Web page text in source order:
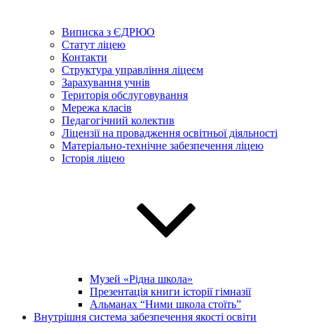
Виписка з ЄДРЮО
Статут ліцею
Контакти
Структура управління ліцеєм
Зарахування учнів
Територія обслуговування
Мережа класів
Педагогічний колектив
Ліцензії на провадження освітньої діяльності
Матеріально-технічне забезпечення ліцею
Історія ліцею
Музей «Рідна школа»
Презентація книги історії гімназії
Альманах “Ними школа стоїть”
Внутрішня система забезпечення якості освіти